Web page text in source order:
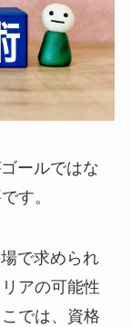
ールではな
す。
で求められ
アの可能性
では、資格